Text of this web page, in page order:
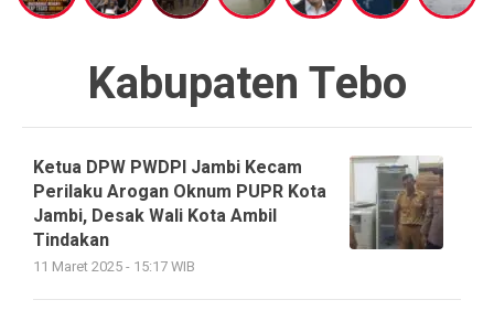
Kabupaten Tebo
Ketua DPW PWDPI Jambi Kecam
Perilaku Arogan Oknum PUPR Kota
Jambi, Desak Wali Kota Ambil
Tindakan
11 Maret 2025 - 15:17 WIB